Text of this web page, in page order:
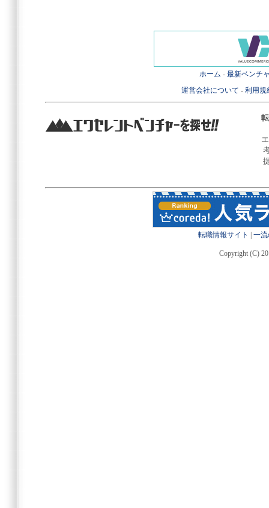
ホーム - 最新ベンチ
運営会社について - 利用規
転職情報サイト 一
Copyright (C)